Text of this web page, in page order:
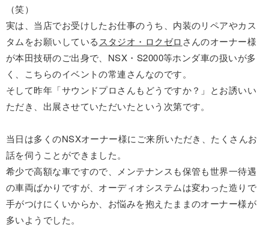
（笑）
実は、当店でお受けしたお仕事のうち、内装のリペアやカス
タムをお願いしている スタジオ・ロクゼロ さんのオーナー様
が本田技研のご出身で、NSX・S2000等ホンダ車の扱いが多
く、こちらのイベントの常連さんなのです。
そして昨年「サウンドプロさんもどうですか？」とお誘いい
ただき、出展させていただいたという次第です。
当日は多くのNSXオーナー様にご来所いただき、たくさんお
話を伺うことができました。
希少で高額な車ですので、メンテナンスも保管も世界一待遇
の車両ばかりですが、オーディオシステムは変わった造りで
手がつけにくいからか、お悩みを抱えたままのオーナー様が
多いようでした。